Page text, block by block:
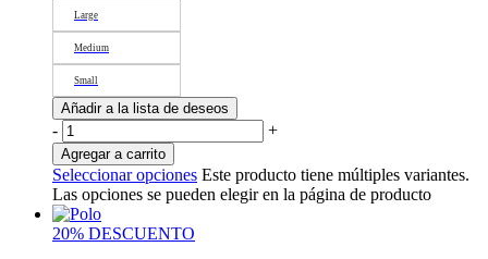
Large
Medium
Small
Añadir a la lista de deseos
- +
Agregar a carrito
Seleccionar opciones Este producto tiene múltiples variantes.
Las opciones se pueden elegir en la página de producto
20% DESCUENTO